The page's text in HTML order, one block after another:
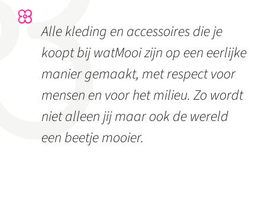
Alle kleding en accessoires die je
koopt bij watMooi zijn op een eerlijke
manier gemaakt, met respect voor
mensen en voor het milieu. Zo wordt
niet alleen jij maar ook de wereld
een beetje mooier.